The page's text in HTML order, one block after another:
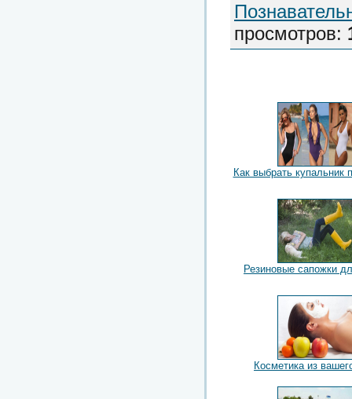
просмотров:
Как выбрать купальник
Резиновые сапожки
Косметика из